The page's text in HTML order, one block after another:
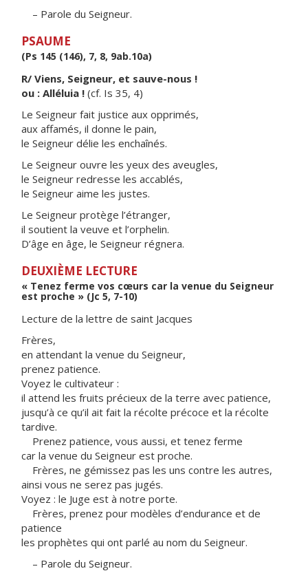
– Parole du Seigneur.
PSAUME
(Ps 145 (146), 7, 8, 9ab.10a)
R/ Viens, Seigneur, et sauve-nous !
ou : Alléluia ! (cf. Is 35, 4)
Le Seigneur fait justice aux opprimés,
aux affamés, il donne le pain,
le Seigneur délie les enchaînés.
Le Seigneur ouvre les yeux des aveugles,
le Seigneur redresse les accablés,
le Seigneur aime les justes.
Le Seigneur protège l’étranger,
il soutient la veuve et l’orphelin.
D’âge en âge, le Seigneur régnera.
DEUXIÈME LECTURE
« Tenez ferme vos cœurs car la venue du Seigneur
est proche » (Jc 5, 7-10)
Lecture de la lettre de saint Jacques
Frères,
en attendant la venue du Seigneur,
prenez patience.
Voyez le cultivateur :
il attend les fruits précieux de la terre avec patience,
jusqu’à ce qu’il ait fait la récolte précoce et la récolte
tardive.
Prenez patience, vous aussi, et tenez ferme
car la venue du Seigneur est proche.
Frères, ne gémissez pas les uns contre les autres,
ainsi vous ne serez pas jugés.
Voyez : le Juge est à notre porte.
Frères, prenez pour modèles d’endurance et de
patience
les prophètes qui ont parlé au nom du Seigneur.
– Parole du Seigneur.